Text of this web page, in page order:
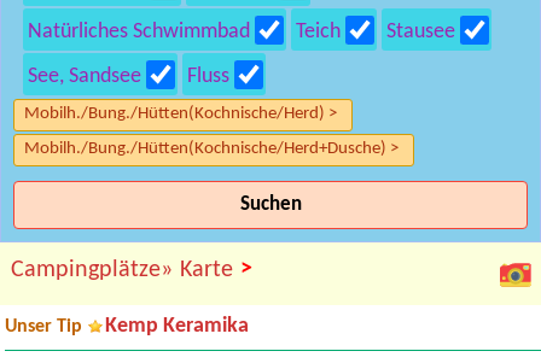
Natürliches Schwimmbad
Teich
Stausee
See, Sandsee
Fluss
Mobilh./Bung./Hütten(Kochnische/Herd) >
Mobilh./Bung./Hütten(Kochnische/Herd+Dusche) >
Suchen
Campingplätze» Karte >
Unser Tip Kemp Keramika